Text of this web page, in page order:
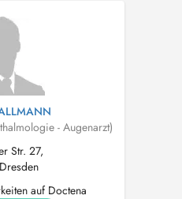
- Augenarzt)
Str. 27,
auf Doctena